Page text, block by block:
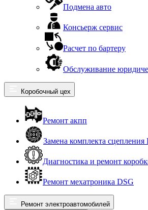
Подмена авто
Консьерж сервис
Расчет по бартеру
Обслуживание
Коробочный цех
Ремонт акпп
Замена комплекта сцепления
Диагностика и ремонт
Ремонт мехатроника DSG
Ремонт электроавтомобилей